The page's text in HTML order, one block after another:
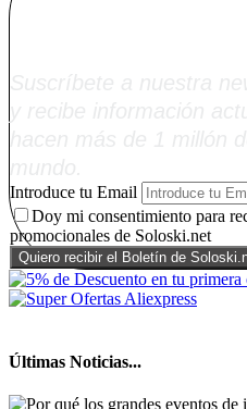
Introduce tu Email
Doy mi consentimiento para
promocionales de Soloski.net
Últimas Noticias...